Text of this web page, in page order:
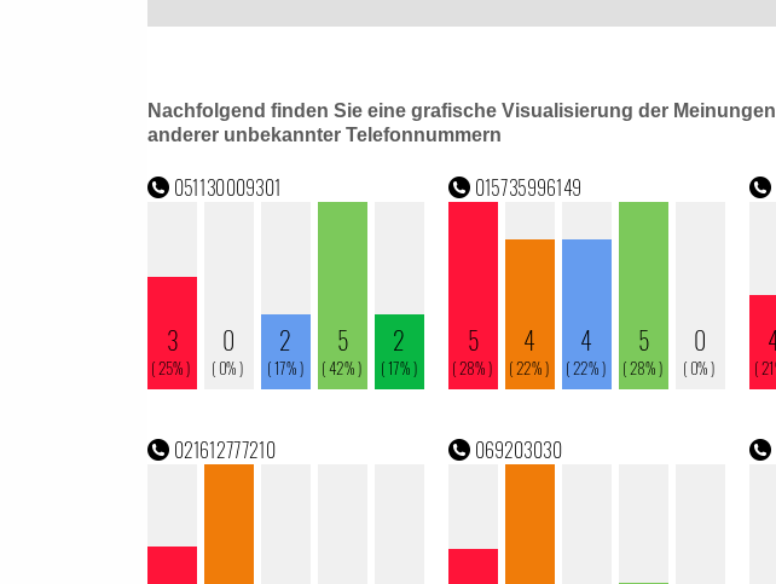
Nachfolgend finden Sie eine grafische Visualisierung der Meinungen
anderer unbekannter Telefonnummern